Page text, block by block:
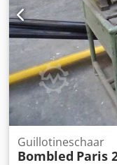
Financiële informatie
BTW BTW/marge:
Levering en inruil
sectoren Dkedpfx
Guillotineschaar
Bombled Paris